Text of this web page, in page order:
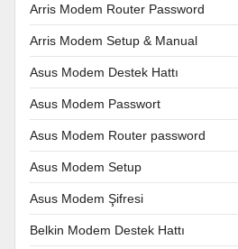
Arris Modem Router Password
Arris Modem Setup & Manual
Asus Modem Destek Hattı
Asus Modem Passwort
Asus Modem Router password
Asus Modem Setup
Asus Modem Şifresi
Belkin Modem Destek Hattı